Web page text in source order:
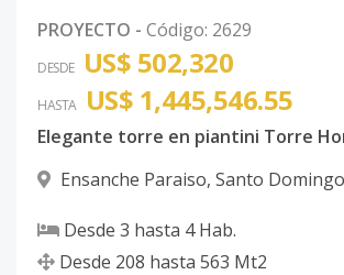
PROYECTO - Código: 2629
DESDE US$ 502,320
HASTA US$ 1,445,546.55
Elegante torre en piantini Torre
Ensanche Paraiso, Santo
Desde 3 hasta 4Hab.
Desde 208 hasta 563 Mt2